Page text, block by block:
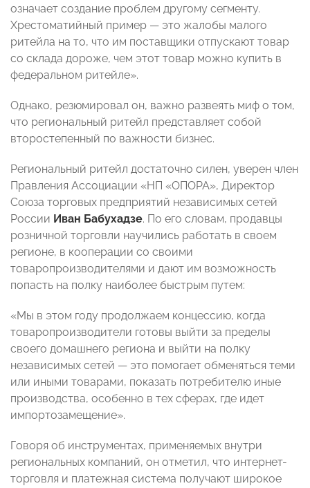
означает создание проблем другому сегменту.
Хрестоматийный пример — это жалобы малого
ритейла на то, что им поставщики отпускают товар
со склада дороже, чем этот товар можно купить в
федеральном ритейле».
Однако, резюмировал он, важно развеять миф о том,
что региональный ритейл представляет собой
второстепенный по важности бизнес.
Региональный ритейл достаточно силен, уверен член
Правления Ассоциации «НП «ОПОРА», Директор
Союза торговых предприятий независимых сетей
России Иван Бабухадзе. По его словам, продавцы
розничной торговли научились работать в своем
регионе, в кооперации со своими
товаропроизводителями и дают им возможность
попасть на полку наиболее быстрым путем:
«Мы в этом году продолжаем концессию, когда
товаропроизводители готовы выйти за пределы
своего домашнего региона и выйти на полку
независимых сетей — это помогает обменяться теми
или иными товарами, показать потребителю иные
производства, особенно в тех сферах, где идет
импортозамещение».
Говоря об инструментах, применяемых внутри
региональных компаний, он отметил, что интернет-
торговля и платежная система получают широкое